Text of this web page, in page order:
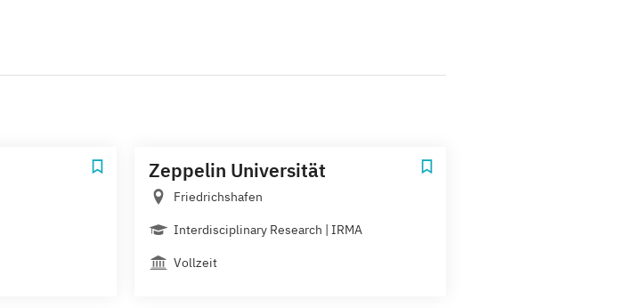
Zeppelin Universität
Friedrichshafen
Interdisciplinary Research | IRMA
Vollzeit